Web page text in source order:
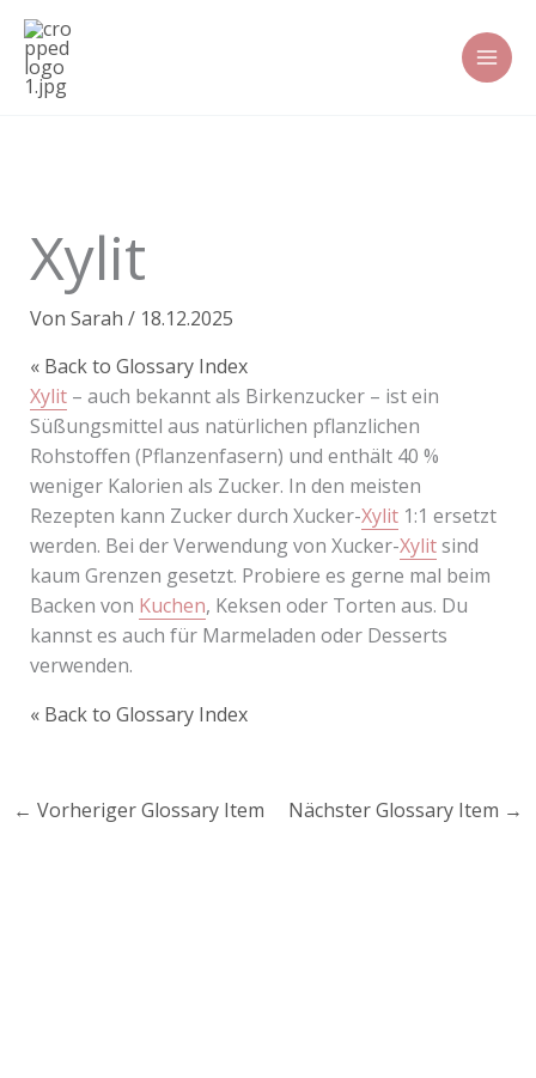
Zum
Inhalt
springen
Xylit
Von Sarah / 18.12.2025
« Back to Glossary Index
Xylit– auch bekannt als Birkenzucker – ist ein
Süßungsmittel aus natürlichen pflanzlichen
Rohstoffen (Pflanzenfasern) und enthält 40 %
weniger Kalorien als Zucker. In den meisten
Rezepten kann Zucker durch Xucker-Xylit1:1 ersetzt
werden. Bei der Verwendung von Xucker-Xylitsind
kaum Grenzen gesetzt. Probiere es gerne mal beim
Backen von Kuchen, Keksen oder Torten aus. Du
kannst es auch für Marmeladen oder Desserts
verwenden.
« Back to Glossary Index
← Vorheriger Glossary Item Nächster Glossary Item →